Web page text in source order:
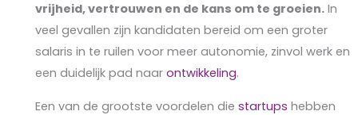
vrijheid, vertrouwen en de kans om te groeien. In
veel gevallen zijn kandidaten bereid om een groter
salaris in te ruilen voor meer autonomie, zinvol werk en
een duidelijk pad naarontwikkeling.
Een van de grootste voordelen diestartups hebben